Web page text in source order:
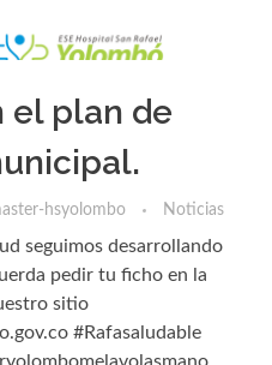
el plan de
hsyolombo Noticias
seguimos desarrollando
pedir tu ficho en la
sitio
#Rafasaludable